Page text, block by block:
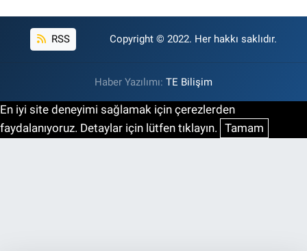
RSS Copyright © 2022. Her hakkı saklıdır.
Haber Yazılımı: TE Bilişim
En iyi site deneyimi sağlamak için çerezlerden
faydalanıyoruz. Detaylar için lütfen tıklayın. Tamam